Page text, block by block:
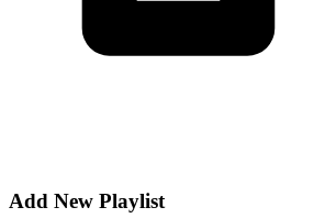
Add New Playlist